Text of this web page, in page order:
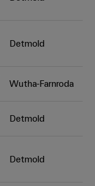
Entwicklung
Karriere auf
neues
Distribution
Detmold
Wutha-Farnroda
Detmold
Detmold